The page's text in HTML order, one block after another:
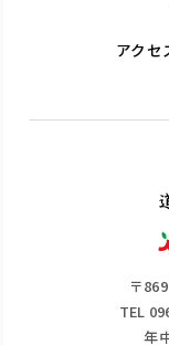
アクセ
〒
TEL
年